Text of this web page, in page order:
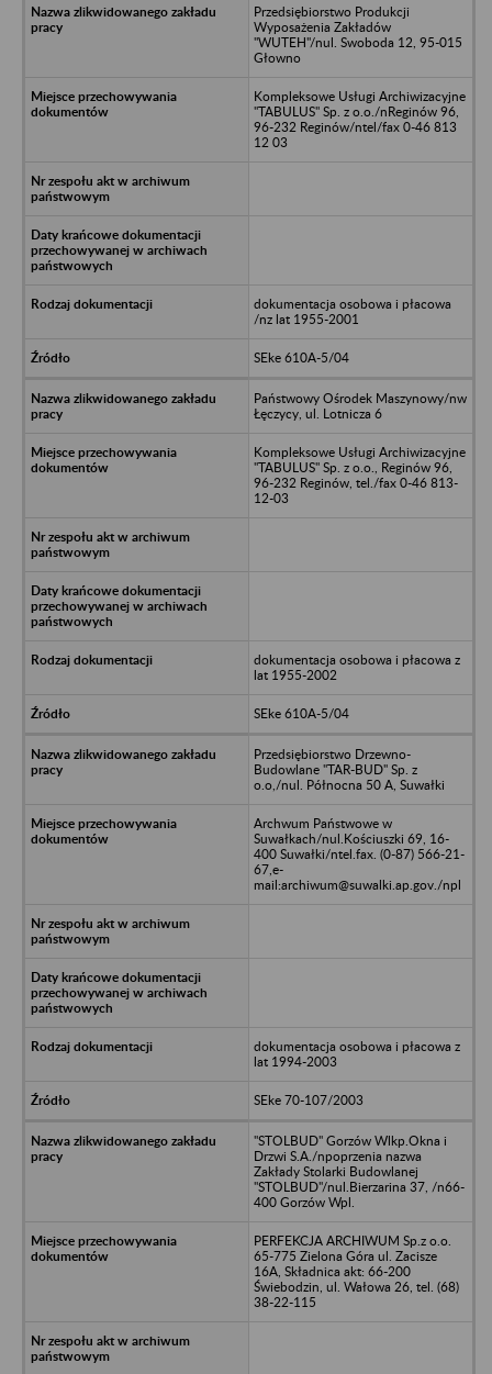
Przedsiębiorstwo Produkcji
Wyposażenia Zakładów
"WUTEH"/nul. Swoboda 12, 95-015
Głowno
Kompleksowe Usługi Archiwizacyjne
"TABULUS" Sp. z o.o./nReginów 96,
96-232 Reginów/ntel/fax 0-46 813
12 03
dokumentacja osobowa i płacowa
/nz lat 1955-2001
SEke 610A-5/04
Państwowy Ośrodek Maszynowy/nw
Łęczycy, ul. Lotnicza 6
Kompleksowe Usługi Archiwizacyjne
"TABULUS" Sp. z o.o., Reginów 96,
96-232 Reginów, tel./fax 0-46 813-
12-03
dokumentacja osobowa i płacowa z
lat 1955-2002
SEke 610A-5/04
Przedsiębiorstwo Drzewno-
Budowlane "TAR-BUD" Sp. z
o.o,/nul. Północna 50 A, Suwałki
Archwum Państwowe w
Suwałkach/nul.Kościuszki 69, 16-
400 Suwałki/ntel.fax. (0-87) 566-21-
67,e-
mail:archiwum@suwalki.ap.gov./npl
dokumentacja osobowa i płacowa z
lat 1994-2003
SEke 70-107/2003
"STOLBUD" Gorzów Wlkp.Okna i
Drzwi S.A./npoprzenia nazwa
Zakłady Stolarki Budowlanej
"STOLBUD"/nul.Bierzarina 37, /n66-
400 Gorzów Wpl.
PERFEKCJA ARCHIWUM Sp.z o.o.
65-775 Zielona Góra ul. Zacisze
16A, Składnica akt: 66-200
Świebodzin, ul. Wałowa 26, tel. (68)
38-22-115